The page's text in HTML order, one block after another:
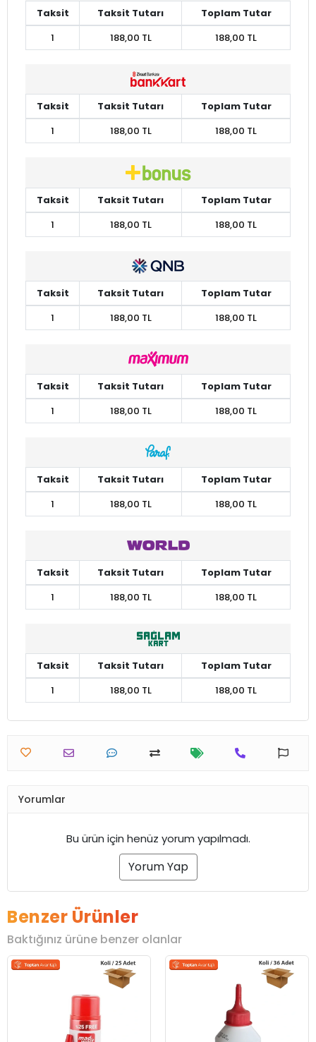
Taksit Taksit Tutarı
Toplam Tutar
1
188,00 TL 188,00 TL
Taksit Taksit Tutarı
Toplam Tutar
1
188,00 TL 188,00 TL
Taksit Taksit Tutarı
Toplam Tutar
1
188,00 TL 188,00 TL
Taksit Taksit Tutarı
Toplam Tutar
1
188,00 TL 188,00 TL
Taksit Taksit Tutarı
Toplam Tutar
1
188,00 TL 188,00 TL
Taksit Taksit Tutarı
Toplam Tutar
1
188,00 TL 188,00 TL
Taksit Taksit Tutarı
Toplam Tutar
1
188,00 TL 188,00 TL
Taksit Taksit Tutarı
Toplam Tutar
1
188,00 TL 188,00 TL
Yorumlar
Bu ürün için henüz yorum yapılmadı.
Yorum Yap
Benzer Ürünler
Baktığınız ürüne benzer olanlar